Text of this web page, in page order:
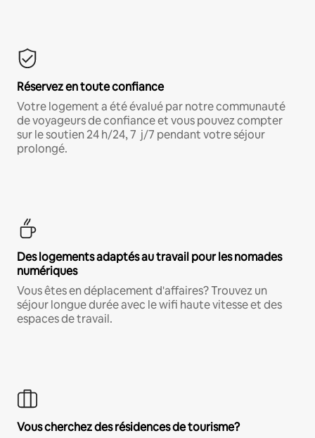
Réservez en toute confiance
Votre logement a été évalué par notre communauté
de voyageurs de confiance et vous pouvez compter
sur le soutien 24 h/24, 7 j/7 pendant votre séjour
prolongé.
Des logements adaptés au travail pour les nomades
numériques
Vous êtes en déplacement d'affaires? Trouvez un
séjour longue durée avec le wifi haute vitesse et des
espaces de travail.
Vous cherchez des résidences de tourisme?